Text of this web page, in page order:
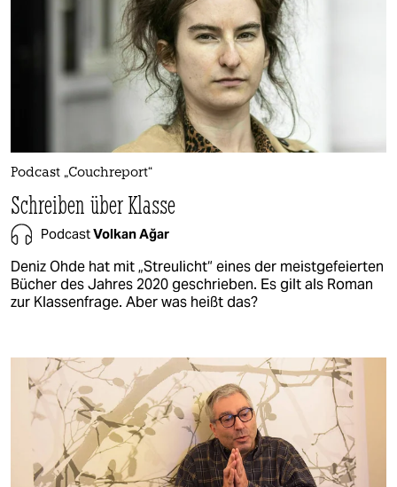
Podcast „Couchreport“
Schreiben über Klasse
PodcastVolkan Ağar
Deniz Ohde hat mit „Streulicht“ eines der meistgefeierten
Bücher des Jahres 2020 geschrieben. Es gilt als Roman
zur Klassenfrage. Aber was heißt das?